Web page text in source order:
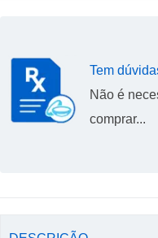
Tem
Não é
comprar...